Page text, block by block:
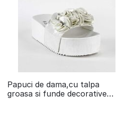
​Papuci de dama,cu talpa
groasa si funde decorative